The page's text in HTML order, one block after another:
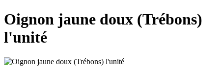
Oignon jaune doux (Trébons)
l'unité